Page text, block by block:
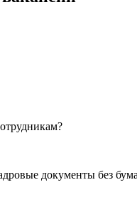
документы без